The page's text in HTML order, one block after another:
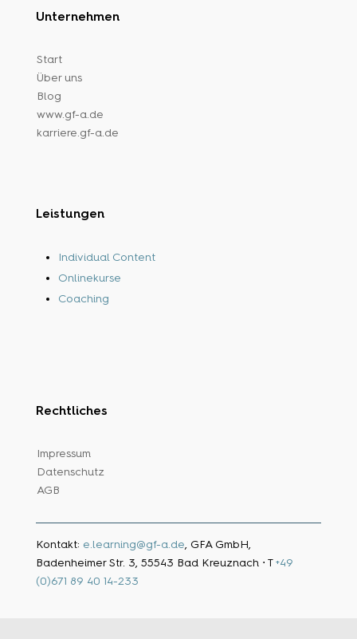
Unternehmen
Start
Über uns
Blog
www.gf-a.de
karriere.gf-a.de
Leistungen
Individual Content
Onlinekurse
Coaching
Rechtliches
Impressum
Datenschutz
AGB
Kontakt: e.learning@gf-a.de, GFA GmbH,
Badenheimer Str. 3, 55543 Bad Kreuznach ⋅ T+49
(0)671 89 40 14-233